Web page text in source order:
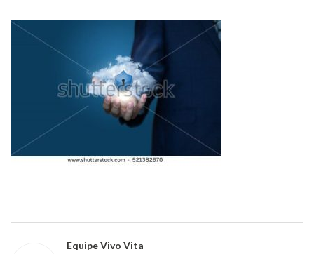
Equipe Vivo Vita